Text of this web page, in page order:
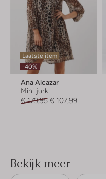
Laatste item
-40%
Ana Alcazar
Mini jurk
€ 179,95 € 107,99
Bekijk meer